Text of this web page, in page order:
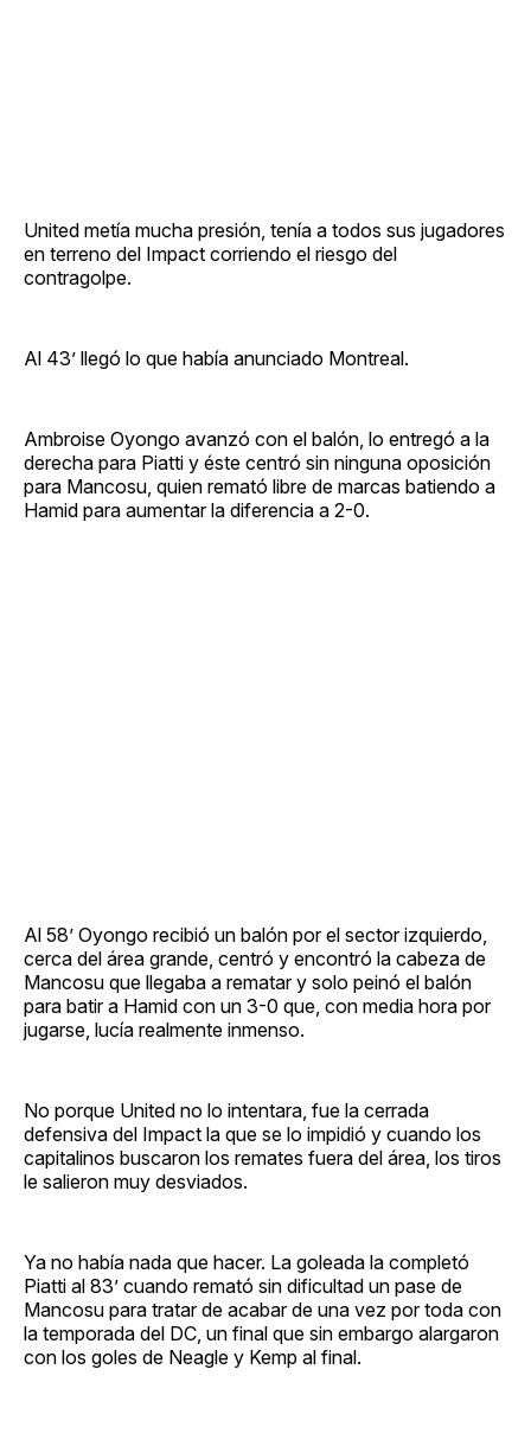
United metía mucha presión, tenía a todos sus jugadores
en terreno del Impact corriendo el riesgo del
contragolpe.
Al 43’ llegó lo que había anunciado Montreal.
Ambroise Oyongo avanzó con el balón, lo entregó a la
derecha para Piatti y éste centró sin ninguna oposición
para Mancosu, quien remató libre de marcas batiendo a
Hamid para aumentar la diferencia a 2-0.
Al 58’ Oyongo recibió un balón por el sector izquierdo,
cerca del área grande, centró y encontró la cabeza de
Mancosu que llegaba a rematar y solo peinó el balón
para batir a Hamid con un 3-0 que, con media hora por
jugarse, lucía realmente inmenso.
No porque United no lo intentara, fue la cerrada
defensiva del Impact la que se lo impidió y cuando los
capitalinos buscaron los remates fuera del área, los tiros
le salieron muy desviados.
Ya no había nada que hacer. La goleada la completó
Piatti al 83’ cuando remató sin dificultad un pase de
Mancosu para tratar de acabar de una vez por toda con
la temporada del DC, un final que sin embargo alargaron
con los goles de Neagle y Kemp al final.